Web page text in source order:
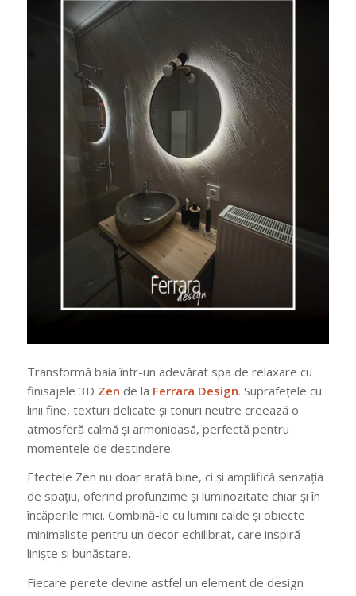
Transformă baia într-un adevărat spa de relaxare cu
finisajele 3D Zen de la Ferrara Design. Suprafețele cu
linii fine, texturi delicate și tonuri neutre creează o
atmosferă calmă și armonioasă, perfectă pentru
momentele de destindere.
Efectele Zen nu doar arată bine, ci și amplifică senzația
de spațiu, oferind profunzime și luminozitate chiar și în
încăperile mici. Combină-le cu lumini calde și obiecte
minimaliste pentru un decor echilibrat, care inspiră
liniște și bunăstare.
Fiecare perete devine astfel un element de design